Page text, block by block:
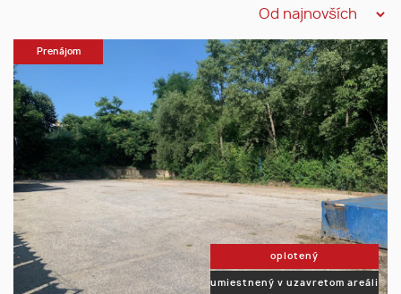
Prenájom
oplotený
umiestnený v uzavretom areáli